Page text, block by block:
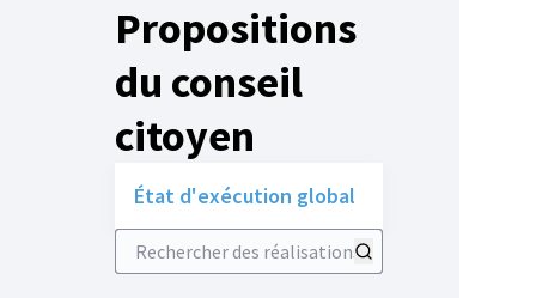
Propositions
du conseil
citoyen
État d'exécution global
Rechercher des réalisations